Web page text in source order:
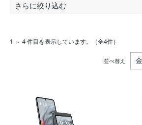
さらに絞り込む
1 ～ 4 件目を表示しています。（全4件）
並べ替え